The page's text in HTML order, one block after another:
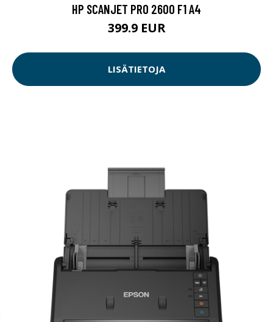
HP SCANJET PRO 2600 F1 A4
399.9 EUR
LISÄTIETOJA